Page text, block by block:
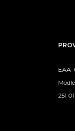
EAA-
251